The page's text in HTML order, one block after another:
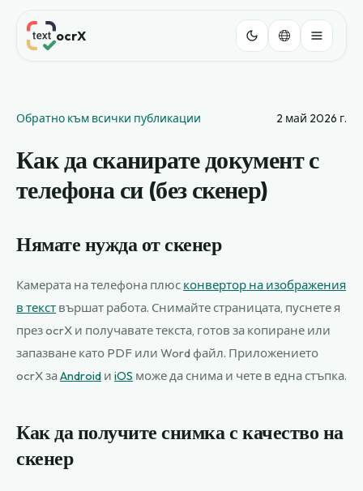
ocrX
Обратно към всички публикации 2 май 2026 г.
Как да сканирате документ с
телефона си (без скенер)
Нямате нужда от скенер
Камерата на телефона плюс конвертор на изображения
в текст вършат работа. Снимайте страницата, пуснете я
през ocrX и получавате текста, готов за копиране или
запазване като PDF или Word файл. Приложението
ocrX заAndroid и iOS може да снима и чете в една стъпка.
Как да получите снимка с качество на
скенер